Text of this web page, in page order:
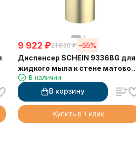
9 922 ₽21 830 ₽ -55%
Диспенсер SCHEIN 9336BG для
жидкого мыла к стене матовое
золото
В наличии
В корзину
Купить в 1 клик